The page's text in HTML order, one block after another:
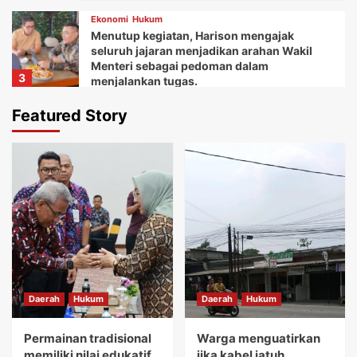
3
Ekonomi Hukum
Menutup kegiatan, Harison mengajak
seluruh jajaran menjadikan arahan Wakil
Menteri sebagai pedoman dalam
menjalankan tugas.
Daerah
Ketua Balai Adat Keariaan Tangerang Rd.
dukungan dan bantuan Bupati Tangerang
dan seluruh jajarannya.
5
Daerah Ekonomi
Kemudian Anna menuturkan acara Gebyar
festival Kuliner UMKM memberikan wadah
bagi koperasi dan pelaku usaha mikro.
Daerah Hukum
Permainan tradisional memiliki nilai
Featured Story
Daerah Hukum
Permainan tradisional
Daerah Hukum
Warga menguatirkan